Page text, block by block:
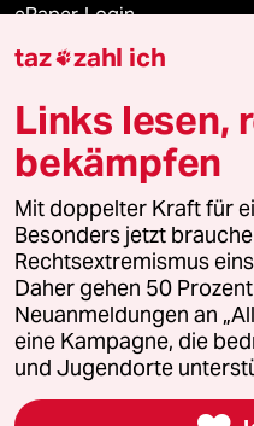
ePaper Login
Downloads für
© 2026 taz Verlags und
Alle Rechte vorbehalten. Bei
wenden Sie sich bitte an
Feedback
Leitlinie Informant
Seitenwende
taz zahl ich
Links lesen,
bekämpfen
Mit doppelter Kraft für
Besonders jetzt
Rechtsextremismus
Daher gehen 50
Neuanmeldungen an
eine Kampagne, die
und Jugendorte